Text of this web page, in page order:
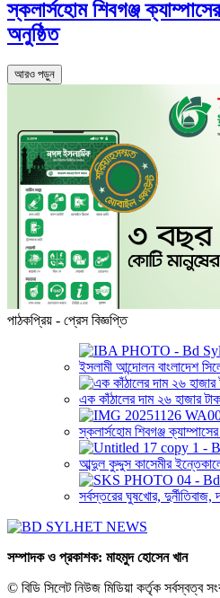
স্কলার্সহোম শিবগঞ্জ
অনুষ্ঠিত
আরও পড়ুন
পাঠকপ্রিয় - প্রেস বিজ্ঞপ্তি
ইসলামী আন্দোলন বাংলাদেশ
এক কাঁঠালের দাম ২৬ হাজার
স্কলার্সহোম শিবগঞ্জ
আব্দুল কুদ্দুস কাসেমীর
সর্বস্তরের ঘুষখোর,
সম্পাদক ও প্রকাশক: মাহমুদ হোসেন খান
© বিডি সিলেট নিউজ মিডিয়া কর্তৃক সর্বস্বত্ব